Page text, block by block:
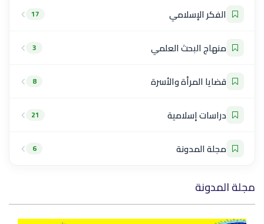
الفكر الإسلامي 17
منهاج البحث العلمي 3
قضايا المرأة والأسرة 8
دراسات إسلامية 21
مجلة المدونة 6
مجلة المدونة